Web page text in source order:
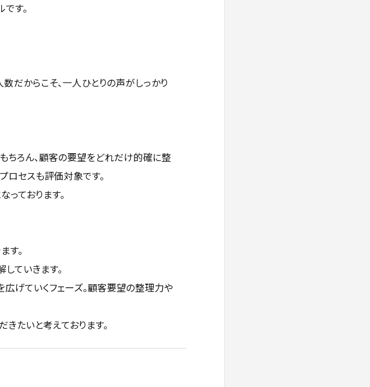
す。
数だからこそ、一人ひとりの声がしっかり
ちろん、顧客の要望をどれだけ的確に整
ロセスも評価対象です。
っております。
す。
ていきます。
げていくフェーズ。顧客要望の整理力や
たいと考えております。